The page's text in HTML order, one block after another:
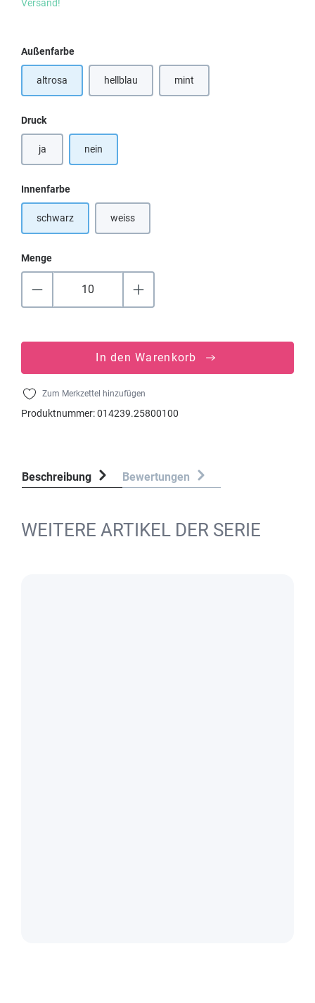
Versand!
Außenfarbeauswählen
altrosa hellblau(Diese Option ist zurzeit nicht verfügbar.)
mint
Druckauswählen
ja nein
Innenfarbeauswählen
schwarz weiss(Diese Option ist zurzeit nicht verfügbar.)
Menge
In den Warenkorb
Zum Merkzettel hinzufügen
Produktnummer:014239.25800100
Beschreibung Bewertungen
WEITERE ARTIKEL DER SERIE